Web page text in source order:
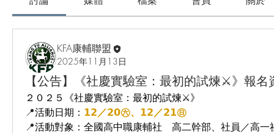
KFA康輔聯盟
2025年11月13日
【公告】《社慶實驗室：最初的試煉⚔️》報名
２０２５《社慶實驗室：最初的試煉⚔️》
📍活動日期： 𝟭𝟮／𝟮𝟬㊅、𝟭𝟮／𝟮𝟭㊐
📍活動對象：全國高中職康輔社　高二幹部、社員／高一